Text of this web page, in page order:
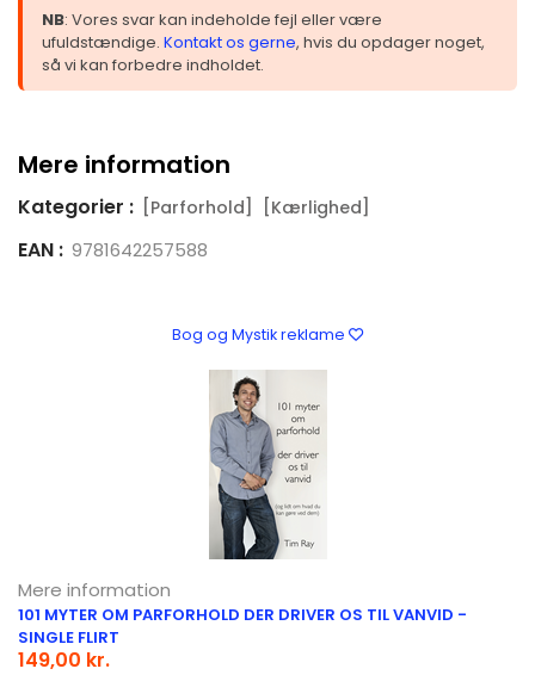
NB: Vores svar kan indeholde fejl eller være
ufuldstændige. Kontakt os gerne, hvis du opdager noget,
så vi kan forbedre indholdet.
Mere information
Kategorier : [Parforhold] [Kærlighed]
EAN : 9781642257588
Bog og Mystik reklame
Mere information
101 MYTER OM PARFORHOLD DER DRIVER OS TIL VANVID -
SINGLE FLIRT
149,00 kr.